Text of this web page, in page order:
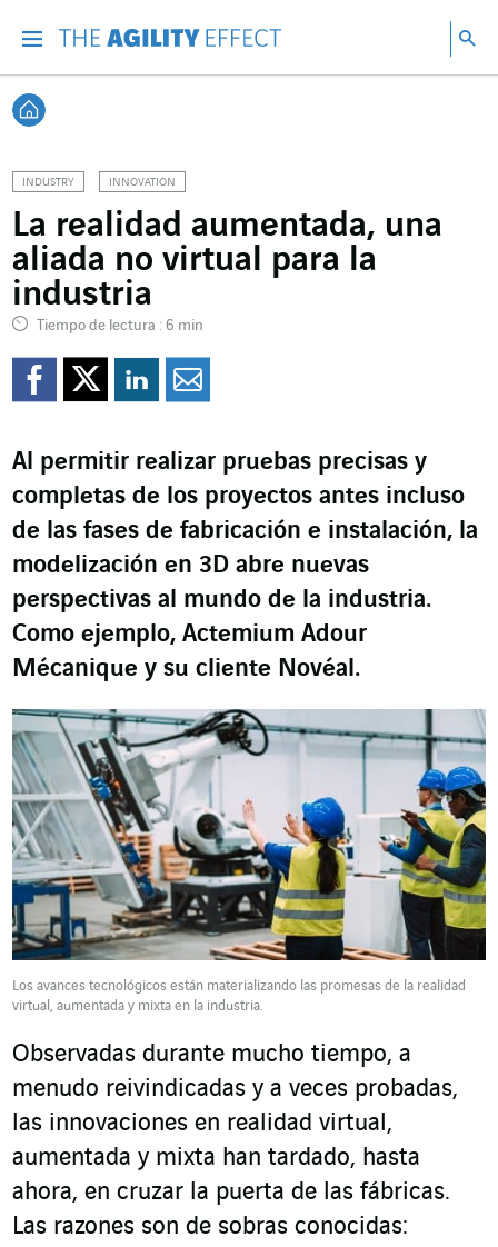
Volver a Inicio
INDUSTRY INNOVATION
La realidad aumentada, una
aliada no virtual para la
industria
Tiempo de lectura : 6 min
Compartir en Facebook
Compartir en
Compartir en
Al permitir realizar pruebas precisas y
completas de los proyectos antes incluso
de las fases de fabricación e instalación, la
modelización en 3D abre nuevas
perspectivas al mundo de la industria.
Como ejemplo, Actemium Adour
Mécanique y su cliente Novéal.
Los avances tecnológicos están materializando las promesas de la realidad
virtual, aumentada y mixta en la industria.
Observadas durante mucho tiempo, a
menudo reivindicadas y a veces probadas,
las innovaciones en realidad virtual,
aumentada y mixta han tardado, hasta
ahora, en cruzar la puerta de las fábricas.
Las razones son de sobras conocidas: